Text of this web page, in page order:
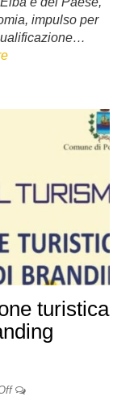
k
e
dI
at
s
p
impulso per
turistica